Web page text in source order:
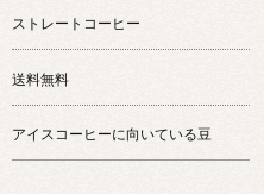
ストレートコーヒー
送料無料
アイスコーヒーに向いている豆